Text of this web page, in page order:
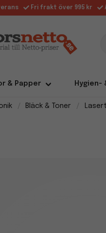
Fri frakt över 995 kr
& Papper
Bläck & Toner